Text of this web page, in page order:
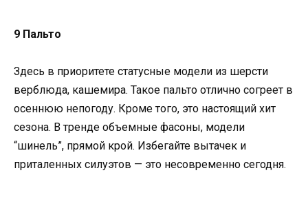
9 Пальто
Здесь в приоритете статусные модели из шерсти
верблюда, кашемира. Такое пальто отлично согреет в
осеннюю непогоду. Кроме того, это настоящий хит
сезона. В тренде объемные фасоны, модели
“шинель”, прямой крой. Избегайте вытачек и
приталенных силуэтов — это несовременно сегодня.